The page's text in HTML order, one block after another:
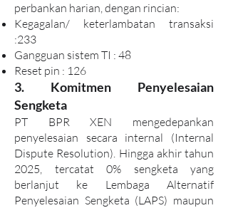
perbankan harian, dengan rincian:
Kegagalan/ keterlambatan transaksi
:233
Gangguan sistem TI : 48
Reset pin : 126
3. Komitmen Penyelesaian
Sengketa
PT BPR XEN mengedepankan
penyelesaian secara internal (Internal
Dispute Resolution). Hingga akhir tahun
2025, tercatat 0% sengketa yang
berlanjut ke Lembaga Alternatif
Penyelesaian Sengketa (LAPS) maupun